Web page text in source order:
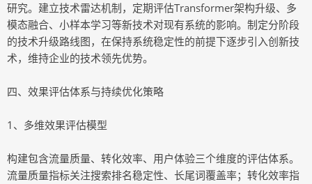
研究。建立技术雷达机制，定期评估Transformer架构升级、多
模态融合、小样本学习等新技术对现有系统的影响。制定分阶段
的技术升级路线图，在保持系统稳定性的前提下逐步引入创新技
术，维持企业的技术领先优势。
四、效果评估体系与持续优化策略
1、多维效果评估模型
构建包含流量质量、转化效率、用户体验三个维度的评估体系。
流量质量指标关注搜索排名稳定性、长尾词覆盖率；转化效率指